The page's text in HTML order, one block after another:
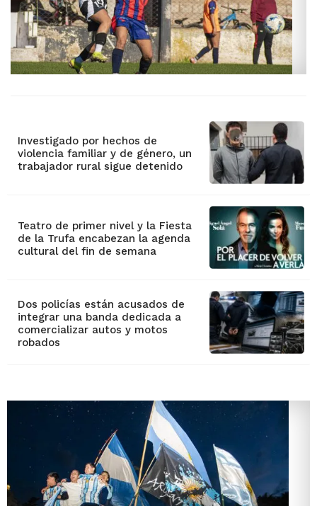
Investigado por hechos de
violencia familiar y de género, un
trabajador rural sigue detenido
Teatro de primer nivel y la Fiesta
de la Trufa encabezan la agenda
cultural del fin de semana
Dos policías están acusados de
integrar una banda dedicada a
comercializar autos y motos
robados